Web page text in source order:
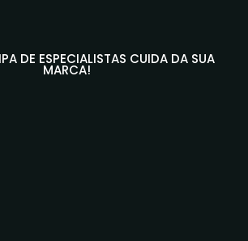
DE ESPECIALISTAS CUIDA DA SUA
MARCA!